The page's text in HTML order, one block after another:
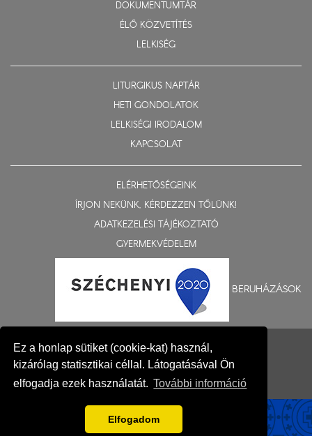
Ez a honlap sütiket (cookie-kat) használ,
kizárólag statisztikai céllal. Látogatásával Ön
elfogadja ezek használatát. További információ
Elfogadom
DOKUMENTUMTÁR
ÉLŐ KÖZVETÍTÉS
LELKISÉG
LITURGIKUS NAPTÁR
HETI GONDOLATOK
LELKISÉGI IRODALOM
KAPCSOLAT
ELÉRHETŐSÉGEINK
ÍRJON NEKÜNK, KÉRDEZZEN TŐLÜNK!
ADATKEZELÉSI TÁJÉKOZTATÓ
GYERMEKVÉDELEM
BERUHÁZÁSOK
© 2015-2026 Nyíregyházi Egyházmegye
Impresszum
Fejlesztés: Gerner Attila, Zadubenszki Norbert